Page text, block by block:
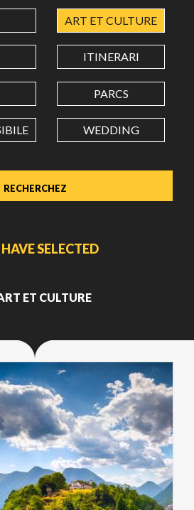
Use dot (.) as decimal separator.
ART ET CULTURE
ITINERARI
PARCS
WEDDING
SELECTED
ET CULTURE